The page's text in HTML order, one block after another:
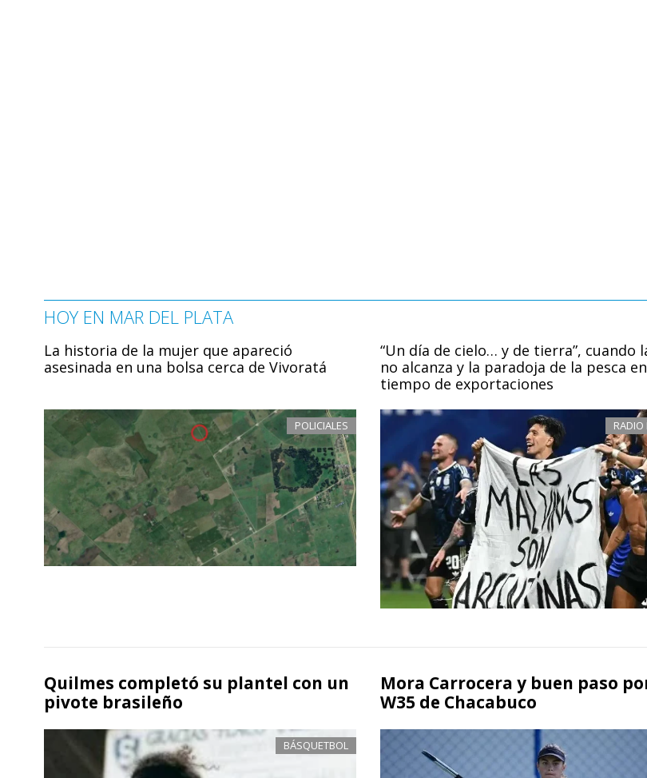
HOY EN MAR DEL PLATA
La historia de la mujer que apareció
asesinada en una bolsa cerca de Vivoratá
POLICIALES
“Un día de cielo… y de tierra”, cuando
no alcanza y la paradoja de la pesca en
tiempo de exportaciones
RADIO
Quilmes completó su plantel con un
pivote brasileño
BÁSQUETBOL
Mora Carrocera y buen paso
W35 de Chacabuco